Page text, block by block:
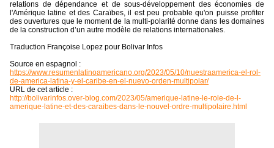
relations de dépendance et de sous-développement des économies de
l'Amérique latine et des Caraïbes, il est peu probable qu'on puisse profiter
des ouvertures que le moment de la multi-polarité donne dans les domaines
de la construction d’un autre modèle de relations internationales.
Traduction Françoise Lopez pour Bolivar Infos
Source en espagnol :
https://www.resumenlatinoamericano.org/2023/05/10/nuestraamerica-el-rol-
de-america-latina-y-el-caribe-en-el-nuevo-orden-multipolar/
URL de cet article :
http://bolivarinfos.over-blog.com/2023/05/amerique-latine-le-role-de-l-
amerique-latine-et-des-caraibes-dans-le-nouvel-ordre-multipolaire.html